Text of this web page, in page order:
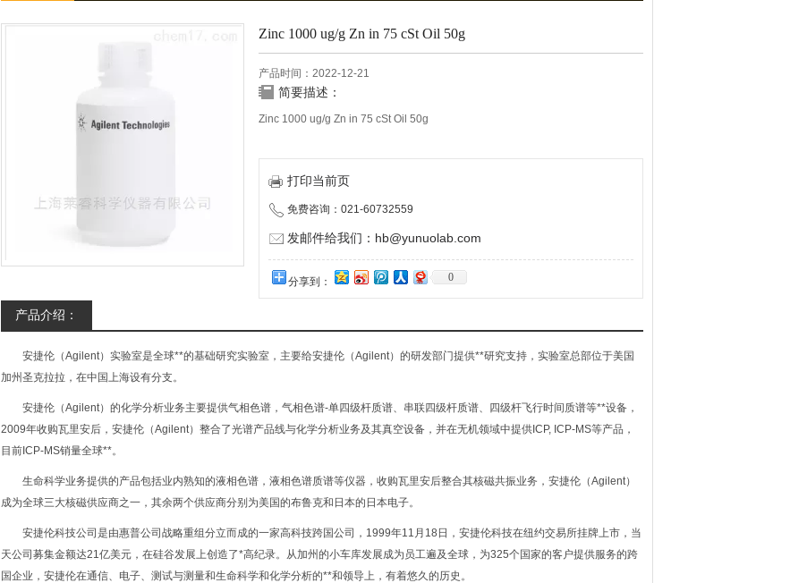
Zinc 1000 ug/g Zn in 75 cSt Oil 50g
产品时间：2022-12-21
简要描述：
Zinc 1000 ug/g Zn in 75 cSt Oil 50g
打印当前页
免费咨询：021-60732559
发邮件给我们：hb@yunuolab.com
分享到： 0
产品介绍：
安捷伦（Agilent）实验室是全球**的基础研究实验室，主要给安捷伦（Agilent）的研发部门提供**研究支持，实验室总部位于美国
加州圣克拉拉，在中国上海设有分支。
安捷伦（Agilent）的化学分析业务主要提供气相色谱，气相色谱-单四级杆质谱、串联四级杆质谱、四级杆飞行时间质谱等**设备，
2009年收购瓦里安后，安捷伦（Agilent）整合了光谱产品线与化学分析业务及其真空设备，并在无机领域中提供ICP, ICP-MS等产品，
目前ICP-MS销量全球**。
生命科学业务提供的产品包括业内熟知的液相色谱，液相色谱质谱等仪器，收购瓦里安后整合其核磁共振业务，安捷伦（Agilent）
成为全球三大核磁供应商之一，其余两个供应商分别为美国的布鲁克和日本的日本电子。
安捷伦科技公司是由惠普公司战略重组分立而成的一家高科技跨国公司，1999年11月18日，安捷伦科技在纽约交易所挂牌上市，当
天公司募集金额达21亿美元，在硅谷发展上创造了*高纪录。从加州的小车库发展成为员工遍及全球，为325个国家的客户提供服务的跨
国企业，安捷伦在通信、电子、测试与测量和生命科学和化学分析的**和领导上，有着悠久的历史。